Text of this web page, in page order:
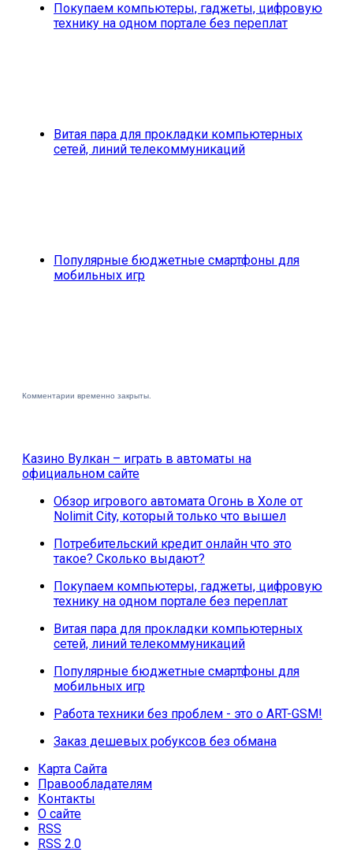
Покупаем компьютеры, гаджеты, цифровую
технику на одном портале без переплат
Витая пара для прокладки компьютерных
сетей, линий телекоммуникаций
Популярные бюджетные смартфоны для
мобильных игр
Комментарии временно закрыты.
Казино Вулкан – играть в автоматы на
официальном сайте
Обзор игрового автомата Огонь в Холе от
Nolimit City, который только что вышел
Потребительский кредит онлайн что это
такое? Сколько выдают?
Покупаем компьютеры, гаджеты, цифровую
технику на одном портале без переплат
Витая пара для прокладки компьютерных
сетей, линий телекоммуникаций
Популярные бюджетные смартфоны для
мобильных игр
Работа техники без проблем - это о ART-GSM!
Заказ дешевых робуксов без обмана
Карта Сайта
Правообладателям
Контакты
О сайте
RSS
RSS 2.0